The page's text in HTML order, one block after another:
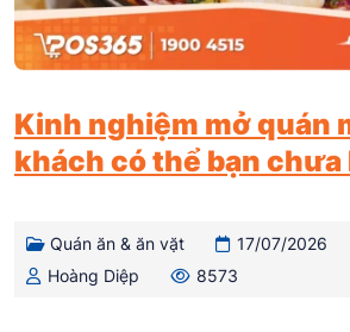
Kinh nghiệm mở quán
khách có thể bạn chưa
Quán ăn & ăn vặt 17/07/2026
Hoàng Diệp
8573